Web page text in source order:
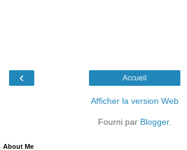
‹ Accueil
Afficher la version Web
Fourni par Blogger.
About Me